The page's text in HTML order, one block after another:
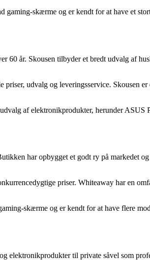
skærme og er kendt for at have et
60 år. Skousen tilbyder et bredt udvalg af
udvalg og leveringsservice. Skousen
af elektronikprodukter, herunder
har opbygget et godt ry på markedet
priser. Whiteaway har en
skærme og er kendt for at have flere
elektronikprodukter til private såvel som